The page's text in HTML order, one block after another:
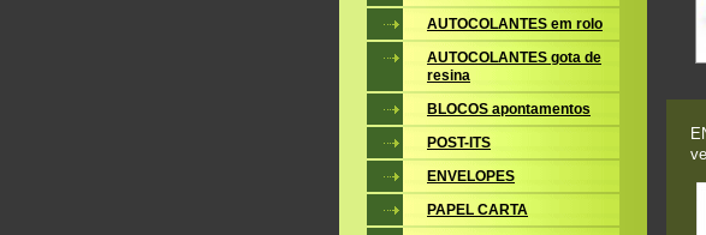
AUTOCOLANTES em rolo
AUTOCOLANTES gota de
resina
BLOCOS apontamentos
POST-ITS
ENVELOPES
PAPEL CARTA